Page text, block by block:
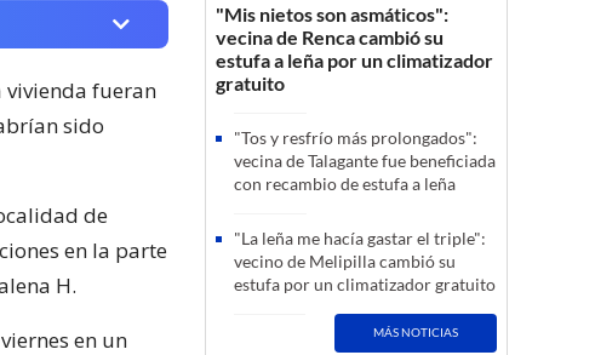
vivienda fueran
sido
de
en la parte
H.
en un
"Mis nietos son asmáticos":
vecina de Renca cambió su
estufa a leña por un climatizador
gratuito
"Tos y resfrío más prolongados":
vecina de Talagante fue beneficiada
con recambio de estufa a leña
"La leña me hacía gastar el triple":
vecino de Melipilla cambió su
estufa por un climatizador gratuito
MÁS NOTICIAS